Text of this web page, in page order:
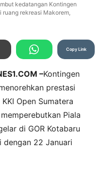
kedatangan Kontingen
ruang rekreasi Makorem,
Copy Link
–Kontingen
prestasi
Open Sumatera
Piala
di GOR Kotabaru
22 Januari